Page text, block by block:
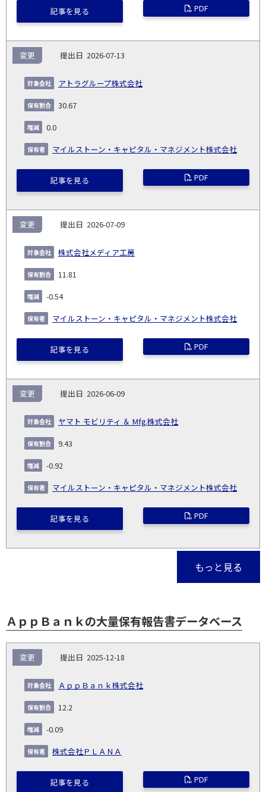
記事を見る PDF
2026-07-13
アトラグループ株式会社
変更
30.67
0.0
マイルストーン・キャピタル・マネジメント株式会社
記事を見る PDF
2026-07-09
株式会社メディア工房
変更
11.81
-0.54
マイルストーン・キャピタル・マネジメント株式会社
記事を見る PDF
2026-06-09
ヤマト モビリティ ＆ Mfg.株式会社
変更
9.43
-0.92
マイルストーン・キャピタル・マネジメント株式会社
記事を見る PDF
もっと見る
ＡｐｐＢａｎｋの大量保有報告書データベース
NO.
告
義
務
発
生
日
出
コー
象
業
2025-12-18
ＡｐｐＢａｎｋ株式会社
変更
12.2
-0.09
株式会社ＰＬＡＮＡ
記事を見る PDF